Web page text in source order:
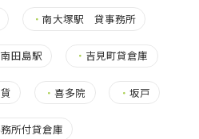
・南大塚駅 貸事務所
南田島駅 ・ 吉見町貸倉庫
・喜多院 ・ 坂戸
所付貸倉庫